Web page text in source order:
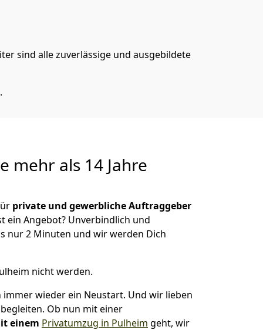
sind alle zuverlässige und ausgebildete
mehr als 14 Jahre
private und gewerbliche Auftraggeber
ein Angebot? Unverbindlich und
nur 2 Minuten und wir werden Dich
nicht werden.
wieder ein Neustart. Und wir lieben
Ob nun mit einer
einem Privatumzug in Pulheim geht, wir